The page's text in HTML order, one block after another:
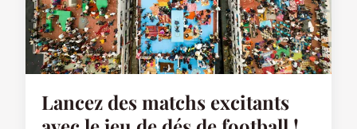
Lancez des matchs excitants